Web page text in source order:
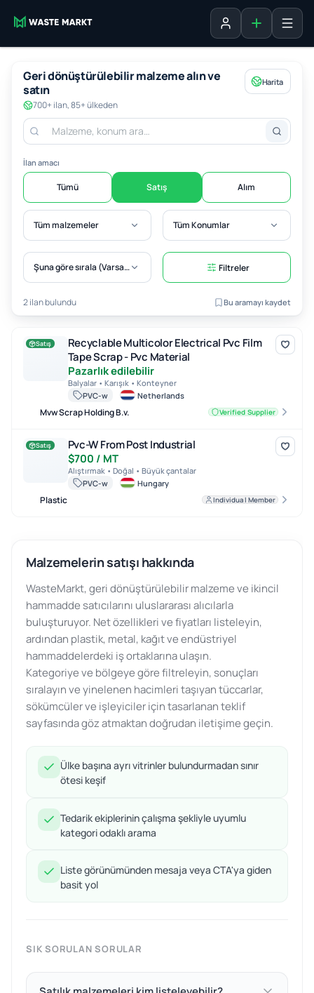
Oturum açListe ekle
Geri dönüştürülebilir malzeme alın ve
satın
700+ ilan, 85+ ülkeden
Harita
İlan amacı
Tümü Satış Alım
Tüm malzemeler Tüm Konumlar
Şuna göre sırala (Varsayılan) Filtreler
2 ilan bulundu Bu aramayı kaydet
Recyclable Multicolor Electrical Pvc Film Tape Scrap - Pvc
Satış
Recyclable Multicolor Electrical Pvc Film
Tape Scrap - Pvc Material
Pazarlık edilebilir
Balyalar • Karışık • Konteyner
PVC-w
Netherlands
Mvw Scrap Holding B.v. Verified Supplier
Pvc-W From Post Industrial
Satış
Pvc-W From Post Industrial
$700 / MT
Alıştırmak • Doğal • Büyük çantalar
PVC-w
Hungary
Plastic Individual Member
Malzemelerin satışı hakkında
WasteMarkt, geri dönüştürülebilir malzeme ve ikincil
hammadde satıcılarını uluslararası alıcılarla
buluşturuyor. Net özellikleri ve fiyatları listeleyin,
ardından plastik, metal, kağıt ve endüstriyel
hammaddelerdeki iş ortaklarına ulaşın.
Kategoriye ve bölgeye göre filtreleyin, sonuçları
sıralayın ve yinelenen hacimleri taşıyan tüccarlar,
sökümcüler ve işleyiciler için tasarlanan teklif
sayfasında göz atmaktan doğrudan iletişime geçin.
Ülke başına ayrı vitrinler bulundurmadan sınır
ötesi keşif
Tedarik ekiplerinin çalışma şekliyle uyumlu
kategori odaklı arama
Liste görünümünden mesaja veya CTA'ya giden
basit yol
SIK SORULAN SORULAR